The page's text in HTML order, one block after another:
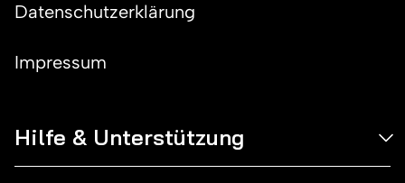
Datenschutzerklärung
Impressum
Hilfe & Unterstützung